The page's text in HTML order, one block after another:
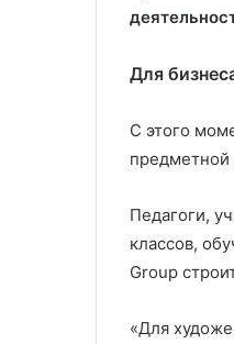
Для
С этого
предметной
Педагоги,
классов,
Group
«Для